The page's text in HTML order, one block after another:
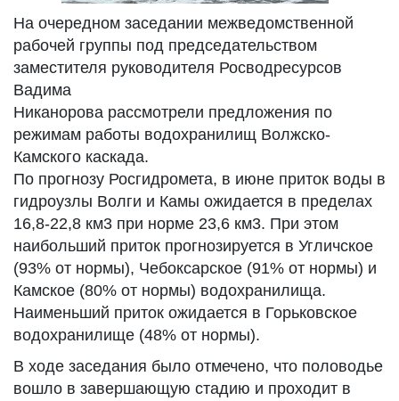
На очередном заседании межведомственной
рабочей группы под председательством
заместителя руководителя Росводресурсов
Вадима
Никанорова рассмотрели предложения по
режимам работы водохранилищ Волжско-
Камского каскада.
По прогнозу Росгидромета, в июне приток воды в
гидроузлы Волги и Камы ожидается в пределах
16,8-22,8 км3 при норме 23,6 км3. При этом
наибольший приток прогнозируется в Угличское
(93% от нормы), Чебоксарское (91% от нормы) и
Камское (80% от нормы) водохранилища.
Наименьший приток ожидается в Горьковское
водохранилище (48% от нормы).
В ходе заседания было отмечено, что половодье
вошло в завершающую стадию и проходит в